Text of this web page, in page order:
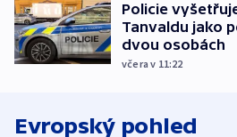
Policie
Tanvaldu jako
dvou osobách
včera v 11:22
Evropský pohled